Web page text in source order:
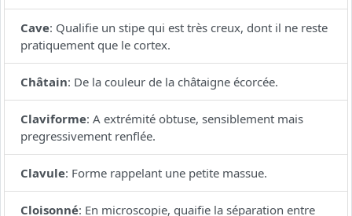
Cave: Qualifie un stipe qui est très creux, dont il ne reste
pratiquement que le cortex.
Châtain: De la couleur de la châtaigne écorcée.
Claviforme: A extrémité obtuse, sensiblement mais
pregressivement renflée.
Clavule: Forme rappelant une petite massue.
Cloisonné: En microscopie, quaifie la séparation entre